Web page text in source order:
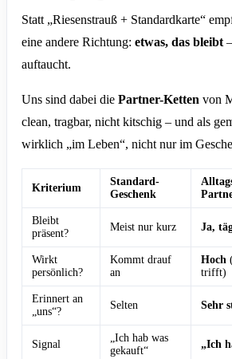
Statt „Riesenstrauß + Standardkarte“
eine andere Richtung: etwas, das bleibt
auftaucht.
Uns sind dabei die Partner-Ketten von
clean, tragbar, nicht kitschig – und als
wirklich „im Leben“, nicht nur im
Kriterium
Standard-
Geschenk
Bleibt
präsent?
Meist nur kurz Ja,
Wirkt
persönlich?
Kommt drauf
an
Hoch
trifft)
Erinnert an
„uns“?
Selten Sehr
Signal
„Ich hab was
gekauft“
„Ich